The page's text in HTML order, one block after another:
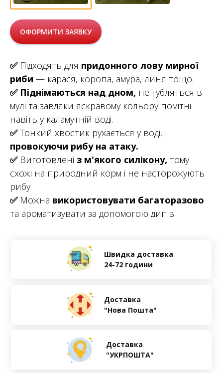
ОФОРМИТИ ЗАЯВКУ
✅Підходять для придонного лову мирної
риби — карася, коропа, амура, линя тощо.
✅ Піднімаються над дном, не губляться в
мулі та завдяки яскравому кольору помітні
навіть у каламутній воді.
✅Тонкий хвостик рухається у воді,
провокуючи рибу на атаку.
✅Виготовлені з м'якого силікону, тому
схожі на природний корм і не насторожують
рибу.
✅Можна використовувати багаторазово
та ароматизувати за допомогою дипів.
Швидка доставка
24-72 години
Доставка
"Нова Пошта"
Доставка
"УКРПОШТА"